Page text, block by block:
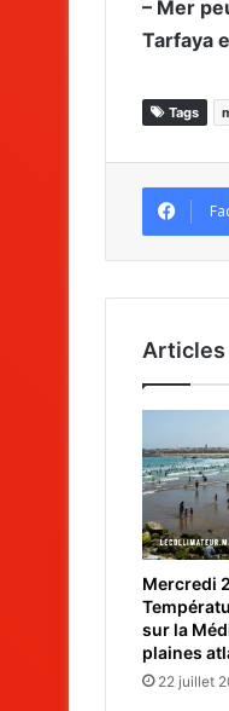
– Mer
Tarfaya
Tags
Articles
Mercredi
sur la
plaines
22 juillet